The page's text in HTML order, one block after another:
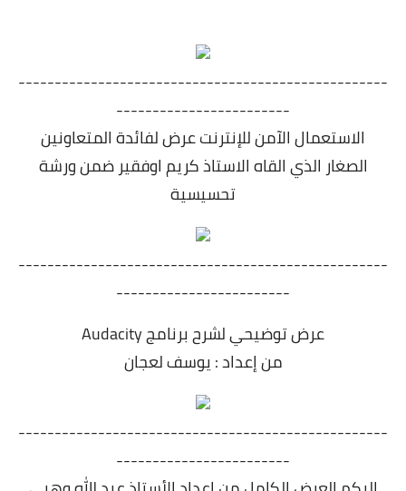
---------------------------------------------------
------------------------
الاستعمال الآمن للإنترنت عرض لفائدة المتعاونين
الصغار الذي القاه الاستاذ كريم اوفقير ضمن ورشة
تحسيسية
---------------------------------------------------
------------------------
عرض توضيحي لشرح برنامج Audacity
من إعداد : يوسف لعجان
---------------------------------------------------
------------------------